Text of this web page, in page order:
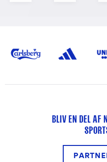
BLIV EN DEL AF